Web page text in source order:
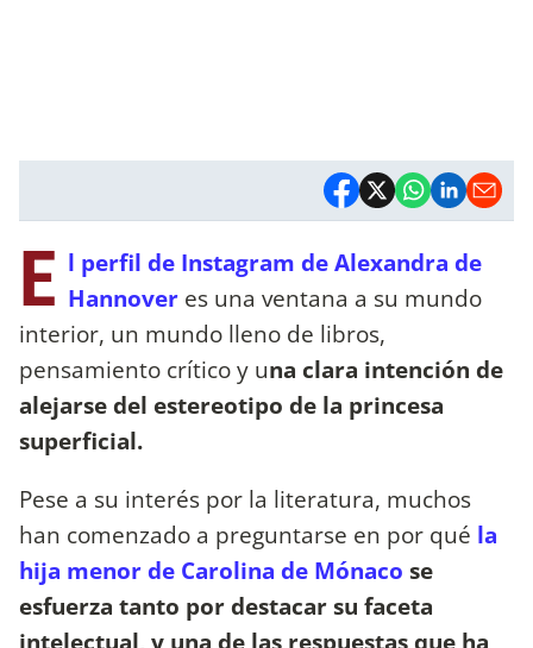
E l perfil de Instagram de Alexandra de
Hannover es una ventana a su mundo
interior, un mundo lleno de libros,
pensamiento crítico y una clara intención de
alejarse del estereotipo de la princesa
superficial.
Pese a su interés por la literatura, muchos
han comenzado a preguntarse en por qué la
hija menor de Carolina de Mónaco se
esfuerza tanto por destacar su faceta
intelectual, y una de las respuestas que ha